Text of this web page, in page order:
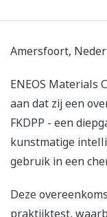
Amersfoort,
ENEOS Materials
aan dat zij een
FKDPP - een
kunstmatige
gebruik in een
Deze
praktijktest,